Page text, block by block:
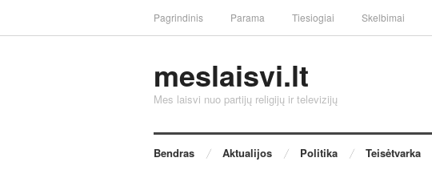
Pagrindinis Parama Tiesiogiai Skelbimai
meslaisvi.lt
Mes laisvi nuo partijų religijų ir televizijų
Bendras Aktualijos Politika Teisėtvarka